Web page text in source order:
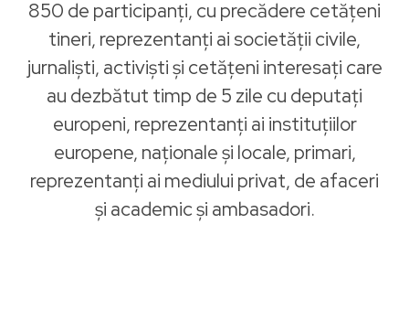
850 de participanți, cu precădere cetățeni
tineri, reprezentanți ai societății civile,
jurnaliști, activiști și cetățeni interesați care
au dezbătut timp de 5 zile cu deputați
europeni, reprezentanți ai instituțiilor
europene, naționale și locale, primari,
reprezentanți ai mediului privat, de afaceri
și academic și ambasadori.